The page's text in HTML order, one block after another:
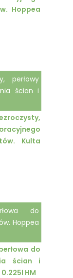
Hoppea
perłowy
ścian i
Kulta
do
Hoppea
do
ścian i
HM